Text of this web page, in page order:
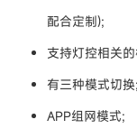
配合定制);
支持灯控相关
有三种模式切换;
APP组网模式;